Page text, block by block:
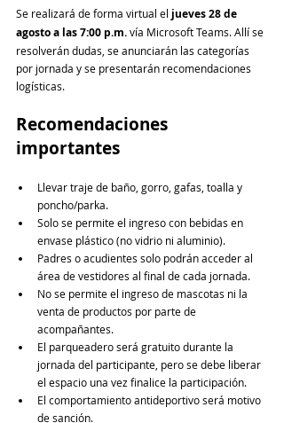
Se realizará de forma virtual el jueves 28 de
agosto a las 7:00 p.m. vía Microsoft Teams. Allí se
resolverán dudas, se anunciarán las categorías
por jornada y se presentarán recomendaciones
logísticas.
Recomendaciones
importantes
Llevar traje de baño, gorro, gafas, toalla y
poncho/parka.
Solo se permite el ingreso con bebidas en
envase plástico (no vidrio ni aluminio).
Padres o acudientes solo podrán acceder al
área de vestidores al final de cada jornada.
No se permite el ingreso de mascotas ni la
venta de productos por parte de
acompañantes.
El parqueadero será gratuito durante la
jornada del participante, pero se debe liberar
el espacio una vez finalice la participación.
El comportamiento antideportivo será motivo
de sanción.